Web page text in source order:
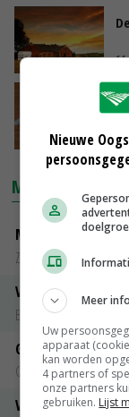
MARKTPRIJZEN
Magere
Zuivel NL
Vleeskuikens 2001-
Barneveld
Gerst
Groningen
Volle melkpoeder
Nieuwe
Meer
Uw
apparaat
kan worden
4 partners of
onze partners
gebruiken. Lijst